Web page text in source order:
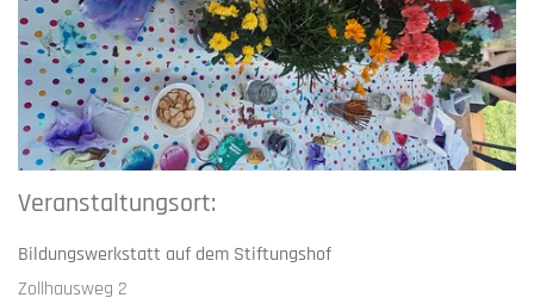
Veranstaltungsort:
Bildungswerkstatt auf dem Stiftungshof
Zollhausweg 2